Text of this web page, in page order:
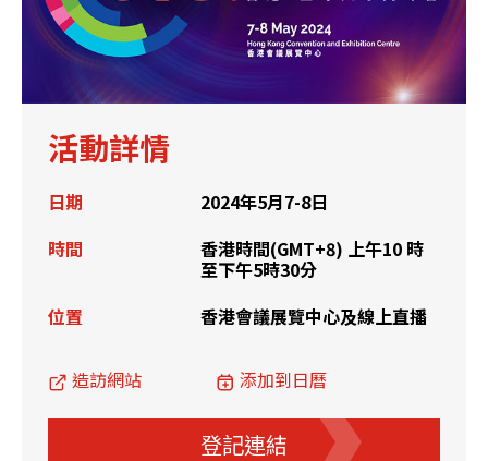
活動詳情
日期
2024年5月7-8日
時間
香港時間(GMT+8) 上午10 時
至下午5時30分
位置
香港會議展覽中心及線上直播
造訪網站 添加到日曆
登記連結